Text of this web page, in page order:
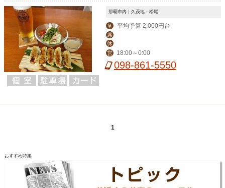
那覇市内｜久茂地・松尾
￥ 平均予算 2,000円台
席
休
営
18:00～0:00
098-861-5550
1
おすすめ特集